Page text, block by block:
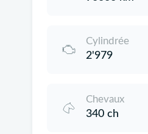
Cylindrée
2'979
Chevaux
340 ch